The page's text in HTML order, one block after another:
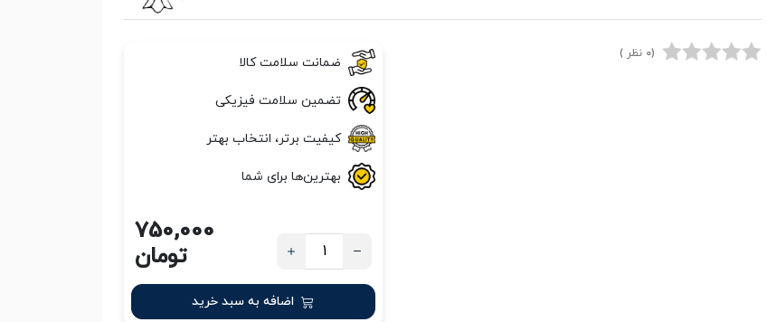
(0 نظر )
ضمانت سلامت کالا
تضمین سلامت فیزیکی
کیفیت برتر، انتخاب بهتر
بهترین‌ها برای شما
750,000
تومان
اضافه به سبد خرید